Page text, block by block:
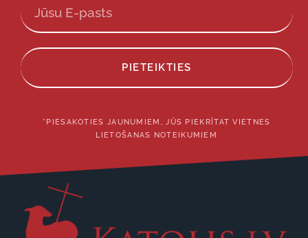
PIETEIKTIES
*PIESAKOTIES JAUNUMIEM, JŪS PIEKRĪTAT VIETNES
LIETOŠANAS NOTEIKUMIEM